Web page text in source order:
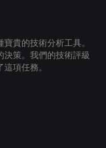
貴的技術分析工具。
決策。我們的技術評級
項任務。